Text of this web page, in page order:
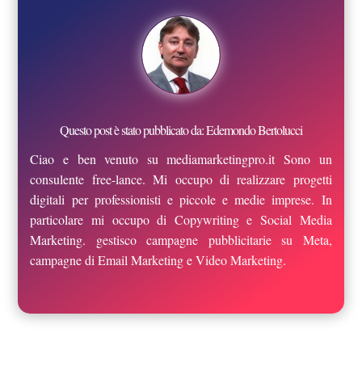
Questo post è stato pubblicato da: Edemondo Bertolucci
Ciao e ben venuto su mediamarketingpro.it Sono un
consulente free-lance. Mi occupo di realizzare progetti
digitali per professionisti e piccole e medie imprese. In
particolare mi occupo di Copywriting e Social Media
Marketing. gestisco campagne pubblicitarie su Meta,
campagne di Email Marketing e Video Marketing.